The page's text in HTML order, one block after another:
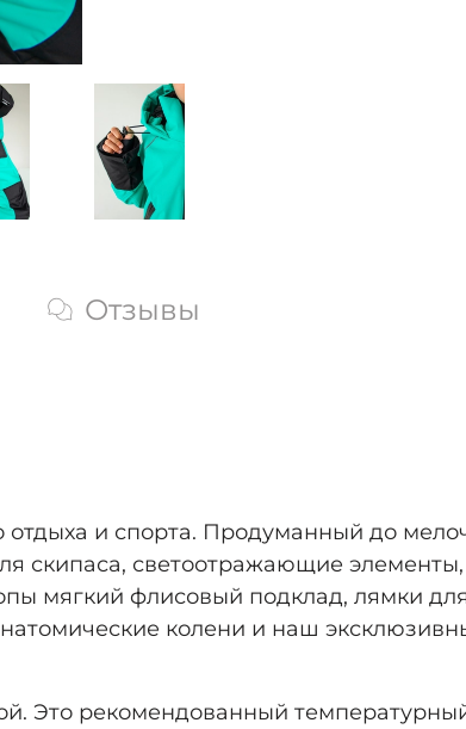
Отзывы
и спорта. Продуманный до
скипаса, светоотражающие
мягкий флисовый подклад, лямки
колени и наш
Это рекомендованный